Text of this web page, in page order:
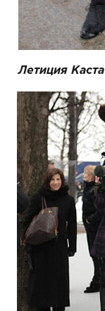
Летиция Каста